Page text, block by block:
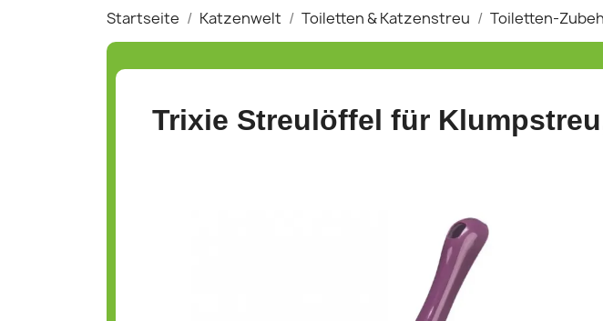
Startseite Katzenwelt Toiletten & Katzenstreu Toiletten-
Trixie Streulöffel für